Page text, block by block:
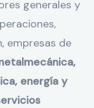
generales y
empresas de
energía y